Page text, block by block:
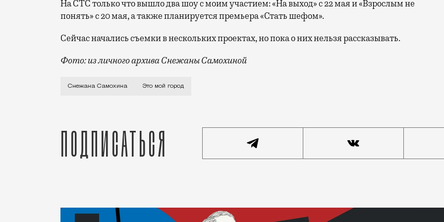
На СТС только что вышло два шоу с моим участием: «На выход» с 22 мая и «Взрослым не
понять» с 20 мая, а также планируется премьера «Стать шефом».
Сейчас начались съемки в нескольких проектах, но пока о них нельзя рассказывать.
Фото: из личного архива Снежаны Самохиной
О разносторонних, но суетливых жителях Москвы, которым темп жизни мешает замечать
Снежана Самохина Это мой город
Подписаться
Кино